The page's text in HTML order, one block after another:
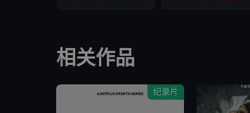
相关作品
纪录片